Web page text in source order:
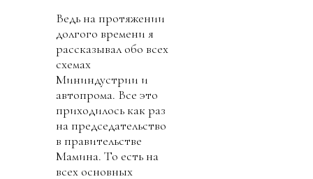
Ведь на протяжении
долгого времени я
рассказывал обо всех
схемах
Мининдустрии и
автопрома. Все это
приходилось как раз
на председательство
в правительстве
Мамина. То есть на
всех основных